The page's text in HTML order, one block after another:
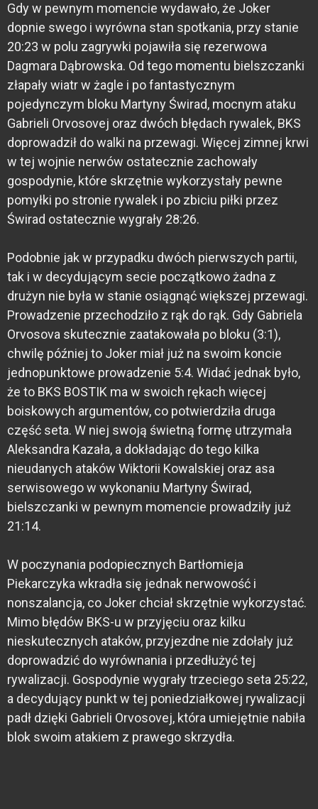
Gdy w pewnym momencie wydawało, że Joker
dopnie swego i wyrówna stan spotkania, przy stanie
20:23 w polu zagrywki pojawiła się rezerwowa
Dagmara Dąbrowska. Od tego momentu bielszczanki
złapały wiatr w żagle i po fantastycznym
pojedynczym bloku Martyny Świrad, mocnym ataku
Gabrieli Orvosovej oraz dwóch błędach rywalek, BKS
doprowadził do walki na przewagi. Więcej zimnej krwi
w tej wojnie nerwów ostatecznie zachowały
gospodynie, które skrzętnie wykorzystały pewne
pomyłki po stronie rywalek i po zbiciu piłki przez
Świrad ostatecznie wygrały 28:26.
Podobnie jak w przypadku dwóch pierwszych partii,
tak i w decydującym secie początkowo żadna z
drużyn nie była w stanie osiągnąć większej przewagi.
Prowadzenie przechodziło z rąk do rąk. Gdy Gabriela
Orvosova skutecznie zaatakowała po bloku (3:1),
chwilę później to Joker miał już na swoim koncie
jednopunktowe prowadzenie 5:4. Widać jednak było,
że to BKS BOSTIK ma w swoich rękach więcej
boiskowych argumentów, co potwierdziła druga
część seta. W niej swoją świetną formę utrzymała
Aleksandra Kazała, a dokładając do tego kilka
nieudanych ataków Wiktorii Kowalskiej oraz asa
serwisowego w wykonaniu Martyny Świrad,
bielszczanki w pewnym momencie prowadziły już
21:14.
W poczynania podopiecznych Bartłomieja
Piekarczyka wkradła się jednak nerwowość i
nonszalancja, co Joker chciał skrzętnie wykorzystać.
Mimo błędów BKS-u w przyjęciu oraz kilku
nieskutecznych ataków, przyjezdne nie zdołały już
doprowadzić do wyrównania i przedłużyć tej
rywalizacji. Gospodynie wygrały trzeciego seta 25:22,
a decydujący punkt w tej poniedziałkowej rywalizacji
padł dzięki Gabrieli Orvosovej, która umiejętnie nabiła
blok swoim atakiem z prawego skrzydła.